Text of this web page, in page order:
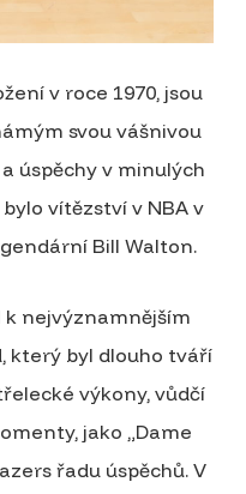
v roce 1970, jsou
svou vášnivou
úspěchy v minulých
vítězství v NBA v
Bill Walton.
nejvýznamnějším
který byl dlouho tváří
výkony, vůdčí
jako „Dame
řadu úspěchů. V